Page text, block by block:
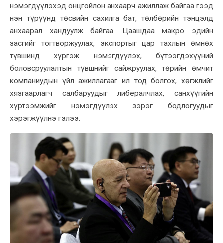
нэмэгдүүлэхэд онцгойлон анхаарч ажиллаж байгаа гээд
нэн түрүүнд төсвийн сахилга бат, төлбөрийн тэнцэлд
анхаарал хандуулж байгаа. Цаашдаа макро эдийн
засгийг тогтворжуулах, экспортыг цар тахлын өмнөх
түвшинд хүргэж нэмэгдүүлэх, бүтээгдэхүүний
боловсруулалтын түвшнийг сайжруулах, төрийн өмчит
компаниудын үйл ажиллагааг ил тод болгох, хөгжлийг
хязгаарлагч салбаруудыг либералчлах, санхүүгийн
хүртээмжийг нэмэгдүүлэх зэрэг бодлогуудыг
хэрэгжүүлнэ гэлээ.